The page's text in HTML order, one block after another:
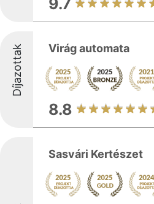
9.7
Díjazottak Virág automata
8.8
Sasvári Kertészet